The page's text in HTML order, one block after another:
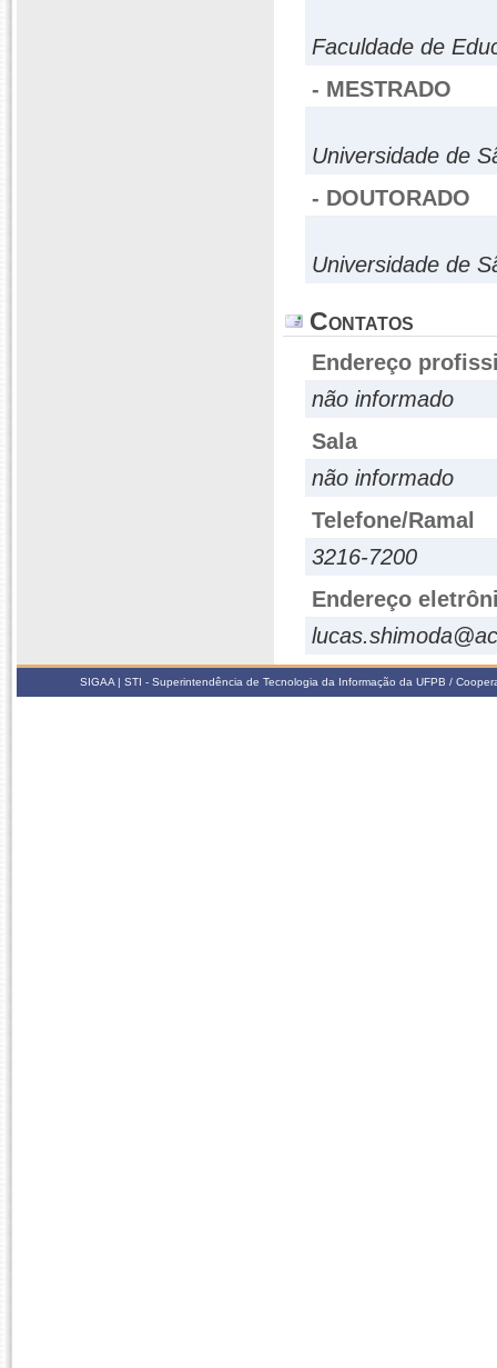
Faculdade de
- MESTRADO
Universidade de
- DOUTORADO
Universidade de
Contatos
Endereço
não informado
Sala
não informado
Telefone/Ramal
3216-7200
Endereço
SIGAA | STI - Superintendência de Tecnologia da Informação da UFPB /